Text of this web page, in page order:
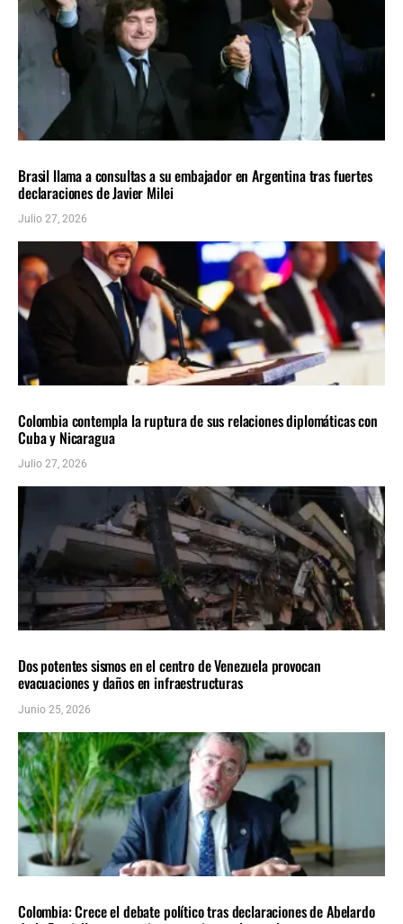
Brasil llama a consultas a su embajador en Argentina tras fuertes
declaraciones de Javier Milei
Julio 27, 2026
Colombia contempla la ruptura de sus relaciones diplomáticas con
Cuba y Nicaragua
Julio 27, 2026
Dos potentes sismos en el centro de Venezuela provocan
evacuaciones y daños en infraestructuras
Junio 25, 2026
Colombia: Crece el debate político tras declaraciones de Abelardo